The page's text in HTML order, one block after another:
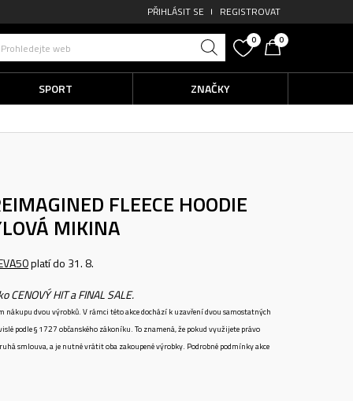
PŘIHLÁSIT SE REGISTROVAT
Prohledejte web
0 0
SPORT ZNAČKY
FLEECE HOODIE
MIKINA
platí do 31. 8.
HIT a FINAL SALE.
nákupu dvou výrobků. V rámci této akce dochází k uzavření dvou samostatných
podle § 1727 občanského zákoníku. To znamená, že pokud využijete právo
smlouva, a je nutné vrátit oba zakoupené výrobky. Podrobné podmínky akce